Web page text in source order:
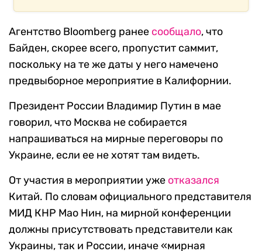
Агентство Bloomberg ранее сообщало, что
Байден, скорее всего, пропустит саммит,
поскольку на те же даты у него намечено
предвыборное мероприятие в Калифорнии.
Президент России Владимир Путин в мае
говорил, что Москва не собирается
напрашиваться на мирные переговоры по
Украине, если ее не хотят там видеть.
От участия в мероприятии уже отказался
Китай. По словам официального представителя
МИД КНР Мао Нин, на мирной конференции
должны присутствовать представители как
Украины, так и России, иначе «мирная